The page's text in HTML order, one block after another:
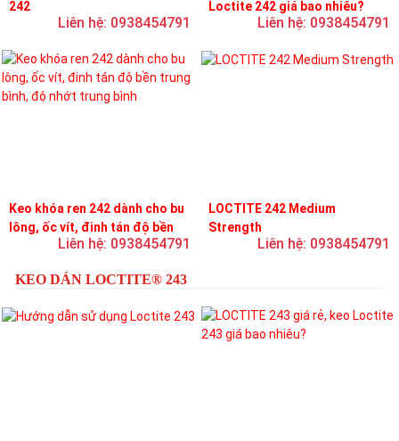
242
Liên hệ: 0938454791
Loctite 242 giá bao nhiêu?
Liên hệ: 0938454791
Keo khóa ren 242 dành cho bu
lông, ốc vít, đinh tán độ bền
trung bình, độ nhớt trung bình
Liên hệ: 0938454791
LOCTITE 242 Medium
Strength
Liên hệ: 0938454791
KEO DÁN LOCTITE® 243